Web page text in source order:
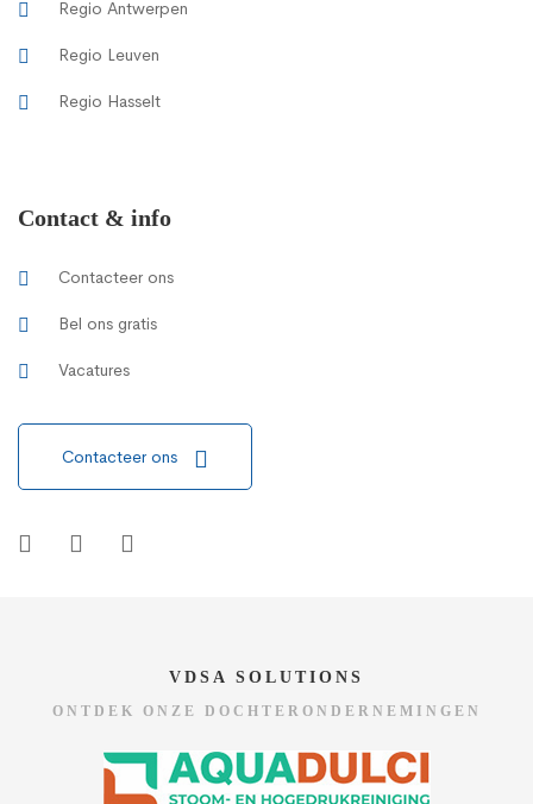
Regio Antwerpen
Regio Leuven
Regio Hasselt
Contact & info
Contacteer ons
Bel ons gratis
Vacatures
Contacteer ons
VDSA SOLUTIONS
ONTDEK ONZE DOCHTERONDERNEMINGEN